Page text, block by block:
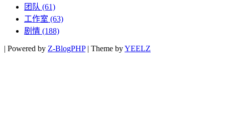
团队 (61)
工作室 (63)
剧情 (188)
| Powered by Z-BlogPHP | Theme byYEELZ